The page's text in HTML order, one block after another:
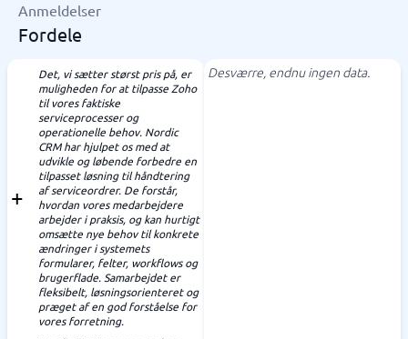
Anmeldelser
Fordele
Det, vi sætter størst pris på, er
muligheden for at tilpasse Zoho
til vores faktiske
serviceprocesser og
operationelle behov. Nordic
CRM har hjulpet os med at
udvikle og løbende forbedre en
tilpasset løsning til håndtering
af serviceordrer. De forstår,
hvordan vores medarbejdere
arbejder i praksis, og kan hurtigt
omsætte nye behov til konkrete
ændringer i systemets
formularer, felter, workflows og
brugerflade. Samarbejdet er
fleksibelt, løsningsorienteret og
præget af en god forståelse for
vores forretning.
Desværre, endnu ingen data.